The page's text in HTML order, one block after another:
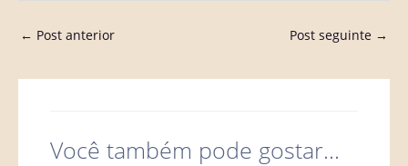
← Post anterior Post seguinte →
Você também pode gostar...